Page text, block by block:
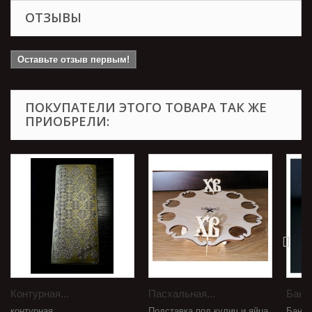
ОТЗЫВЫ
Оставьте отзыв первым!
ПОКУПАТЕЛИ ЭТОГО ТОВАРА ТАК ЖЕ
ПРИОБРЕЛИ:
Контурная... Пасхальная...